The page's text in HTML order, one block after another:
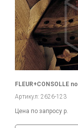
FLEUR+CONSOLLE
Артикул: 2626-123
Цена по запросу р.